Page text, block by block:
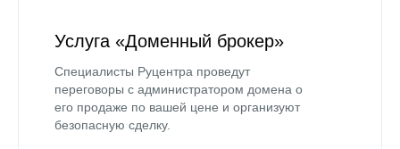
Услуга «Доменный брокер»
Специалисты Руцентра проведут
переговоры с администратором домена о
его продаже по вашей цене и организуют
безопасную сделку.